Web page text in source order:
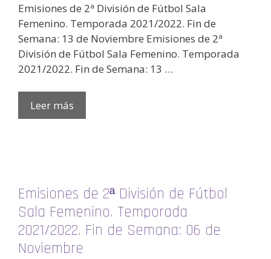
Emisiones de 2ª División de Fútbol Sala
Femenino. Temporada 2021/2022. Fin de
Semana: 13 de Noviembre Emisiones de 2ª
División de Fútbol Sala Femenino. Temporada
2021/2022. Fin de Semana: 13 …
Leer más
Emisiones de 2ª División de Fútbol
Sala Femenino. Temporada
2021/2022. Fin de Semana: 06 de
Noviembre